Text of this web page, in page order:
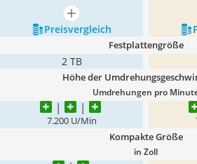
mehr anzeigen
Preis­vergleich
Festplattengröße
2 TB
Höhe der
Umdrehungen pro
7.200 U/Min
Kompakte Größe
in Zoll